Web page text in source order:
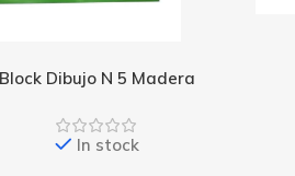
Block Dibujo N 5 Negro
In stock